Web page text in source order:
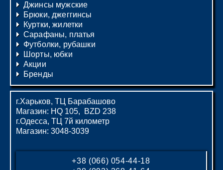
Джинсы мужские
Брюки, джеггинсы
Куртки, жилетки
Сарафаны, платья
Футболки, рубашки
Шорты, юбки
Акции
Бренды
г.Харьков, ТЦ Барабашово
Магазин: HQ 105, BZD 238
г.Одесса, ТЦ 7й километр
Магазин: 3048-3039
+38 (066) 054-44-18